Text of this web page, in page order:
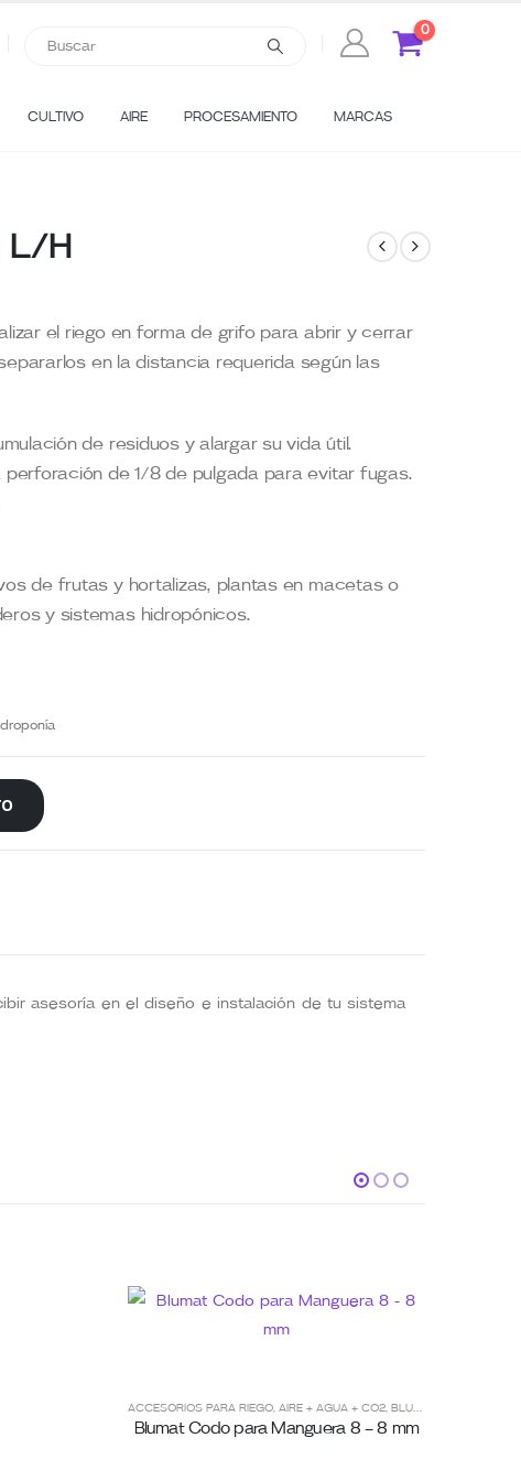
0
CULTIVO AIRE PROCESAMIENTO MARCAS
L/H
el riego en forma de grifo para abrir y cerrar
en la distancia requerida según las
de residuos y alargar su vida útil.
perforación de 1/8 de pulgada para evitar fugas.
de frutas y hortalizas, plantas en macetas o
y sistemas hidropónicos.
asesoría en el diseño e instalación de tu sistema
ACCESORIOS PARA RIEGO AIRE + AGUA + CO2 BLUMAT
Blumat Codo para Manguera 8 – 8 mm